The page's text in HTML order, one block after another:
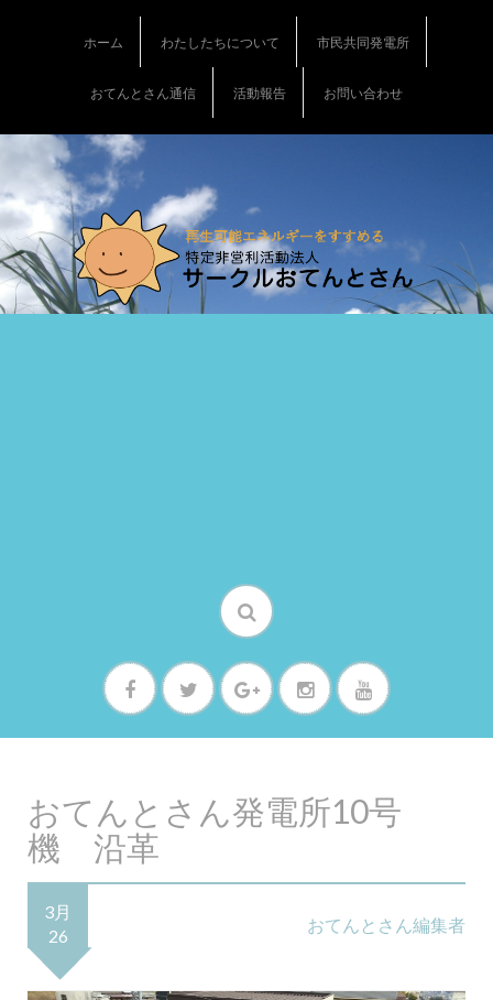
t
e
n
t
ホーム わたしたちについて 市民共同発電所
おてんとさん通信 活動報告 お問い合わせ
おてんとさん発電所10号
機 沿革
3月
26
おてんとさん編集者